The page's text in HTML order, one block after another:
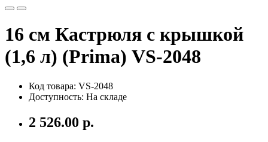
16 см Кастрюля с крышкой
(1,6 л) (Prima) VS-2048
Код товара: VS-2048
Доступность: На складе
2 526.00 р.